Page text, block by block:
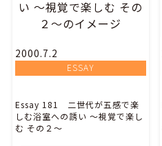
2000.7.2
ESSAY
Essay 181 二世代が五感で楽
しむ浴室への誘い ～視覚で楽し
む その２～